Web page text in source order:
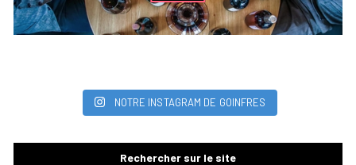
NOTRE INSTAGRAM DE GOINFRES
Rechercher sur le site